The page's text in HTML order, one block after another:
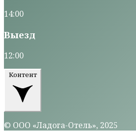
14:00
Выезд
12:00
Контент
© ООО «Ладога-Отель», 2025